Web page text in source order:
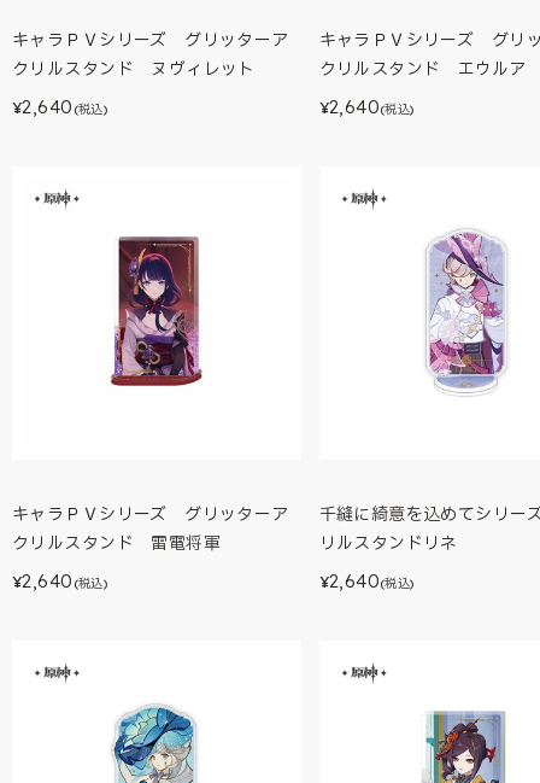
キャラＰＶシリーズ グリッターア
クリルスタンド ヌヴィレット
¥2,640 (税込)
キャラＰＶシリーズ グリ
クリルスタンド エウルア
¥2,640(税込)
キャラＰＶシリーズ グリッターア
クリルスタンド 雷電将軍
¥2,640 (税込)
千縫に綺意を込めてシリ
リルスタンドリネ
¥2,640(税込)